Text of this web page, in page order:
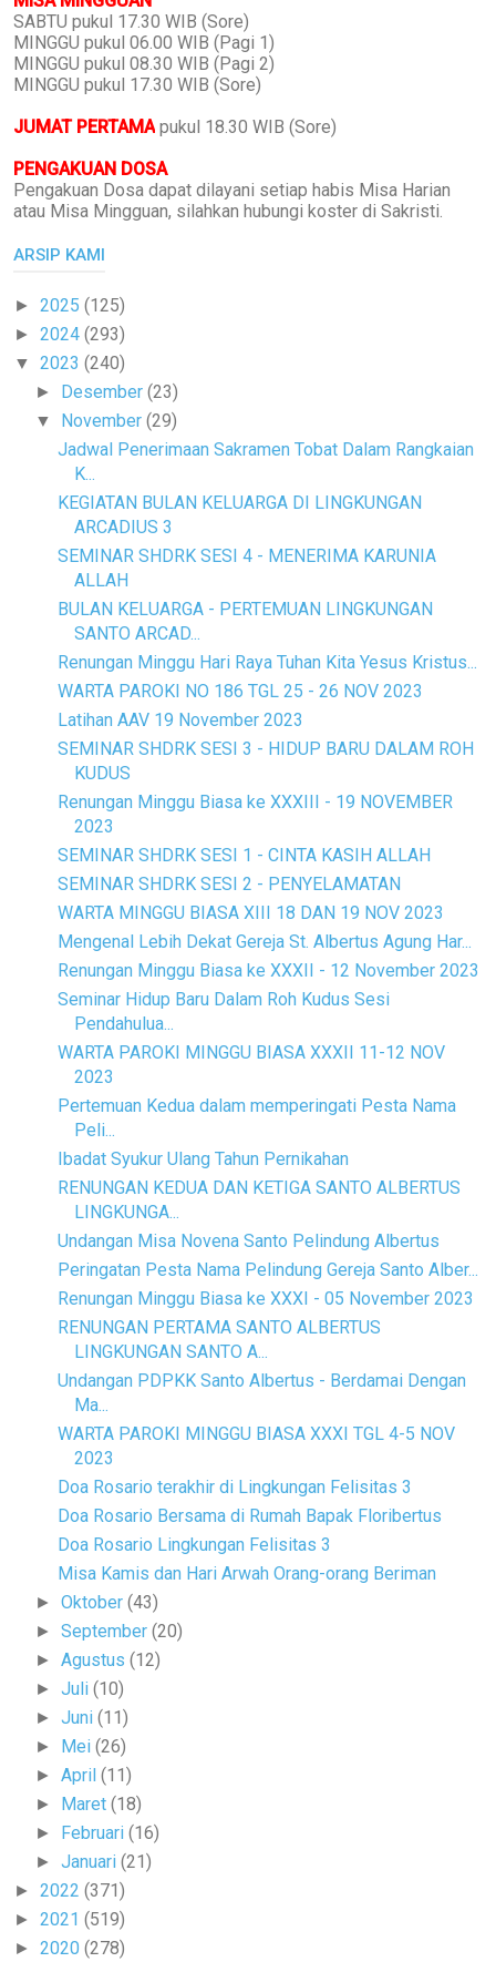
SABTU pukul 17.30 WIB (Sore)
MINGGU pukul 06.00 WIB (Pagi 1)
MINGGU pukul 08.30 WIB (Pagi 2)
MINGGU pukul 17.30 WIB (Sore)
JUMAT PERTAMA pukul 18.30 WIB (Sore)
PENGAKUAN DOSA
Pengakuan Dosa dapat dilayani setiap habis Misa Harian
atau Misa Mingguan, silahkan hubungi koster di Sakristi.
ARSIP KAMI
► 2025 (125)
► 2024 (293)
▼ 2023 (240)
► Desember(23)
▼ November(29)
Jadwal Penerimaan Sakramen Tobat Dalam Rangkaian
K...
KEGIATAN BULAN KELUARGA DI LINGKUNGAN
ARCADIUS 3
SEMINAR SHDRK SESI 4 - MENERIMA KARUNIA
ALLAH
BULAN KELUARGA - PERTEMUAN LINGKUNGAN
SANTO ARCAD...
Renungan Minggu Hari Raya Tuhan Kita Yesus Kristus...
WARTA PAROKI NO 186 TGL 25 - 26 NOV 2023
Latihan AAV 19 November 2023
SEMINAR SHDRK SESI 3 - HIDUP BARU DALAM ROH
KUDUS
Renungan Minggu Biasa ke XXXIII - 19 NOVEMBER
2023
SEMINAR SHDRK SESI 1 - CINTA KASIH ALLAH
SEMINAR SHDRK SESI 2 - PENYELAMATAN
WARTA MINGGU BIASA XIII 18 DAN 19 NOV 2023
Mengenal Lebih Dekat Gereja St. Albertus Agung Har...
Renungan Minggu Biasa ke XXXII - 12 November 2023
Seminar Hidup Baru Dalam Roh Kudus Sesi
Pendahulua...
WARTA PAROKI MINGGU BIASA XXXII 11-12 NOV
2023
Pertemuan Kedua dalam memperingati Pesta Nama
Peli...
Ibadat Syukur Ulang Tahun Pernikahan
RENUNGAN KEDUA DAN KETIGA SANTO ALBERTUS
LINGKUNGA...
Undangan Misa Novena Santo Pelindung Albertus
Peringatan Pesta Nama Pelindung Gereja Santo Alber...
Renungan Minggu Biasa ke XXXI - 05 November 2023
RENUNGAN PERTAMA SANTO ALBERTUS
LINGKUNGAN SANTO A...
Undangan PDPKK Santo Albertus - Berdamai Dengan
Ma...
WARTA PAROKI MINGGU BIASA XXXI TGL 4-5 NOV
2023
Doa Rosario terakhir di Lingkungan Felisitas 3
Doa Rosario Bersama di Rumah Bapak Floribertus
Doa Rosario Lingkungan Felisitas 3
Misa Kamis dan Hari Arwah Orang-orang Beriman
►Oktober(43)
►September(20)
►Agustus(12)
►Juli(10)
►Juni(11)
► Mei(26)
►April(11)
► Maret(18)
► Februari(16)
►Januari(21)
► 2022 (371)
► 2021 (519)
► 2020 (278)